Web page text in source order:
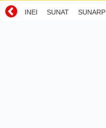
INEI SUNAT SUNARP